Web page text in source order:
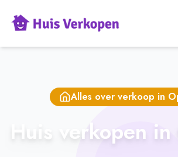
Alles over verkoop in
Huis verkopen in